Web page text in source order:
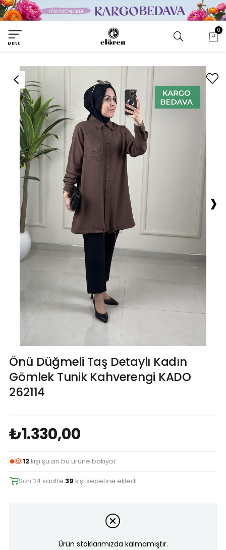
MENU
0
›
Önü Düğmeli Taş Detaylı Kadın
Gömlek Tunik Kahverengi KADO
262114
₺1.330,00
12 kişi şu an bu ürüne bakıyor
Son 24 saatte39 kişi sepetine ekledi
Ürün stoklarımızda kalmamıştır.